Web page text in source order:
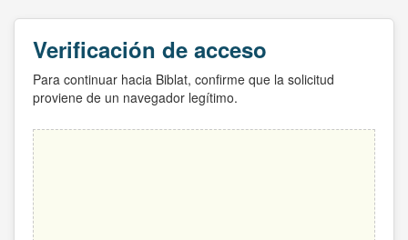
Verificación de acceso
Para continuar hacia Biblat, confirme que la solicitud
proviene de un navegador legítimo.